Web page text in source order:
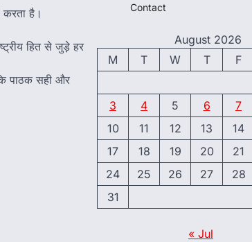
है।
हित से जुड़े हर
पाठक सही और
Contact
August 2026
M
T W T F
3 4 5 6
7
10
11 12 13
14
17
18 19 20
21
24
25 26 27
28
31
« Jul